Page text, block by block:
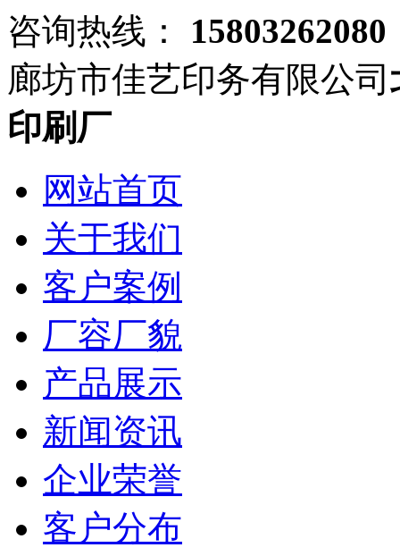
咨询热线：
15803262080
廊坊市佳艺印务有限公司
印刷厂
网站首页
关于我们
客户案例
厂容厂貌
产品展示
新闻资讯
企业荣誉
客户分布